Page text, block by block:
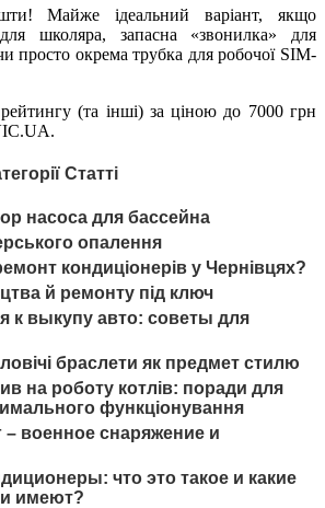
Майже ідеальний варіант, якщо
школяра, запасна «звонилка» для
просто окрема трубка для робочої SIM-
(та інші) за ціною до 7000 грн
Статті
насоса для бассейна
опалення
кондиціонерів у Чернівцях?
й ремонту під ключ
к выкупу авто: советы для
браслети як предмет стилю
на роботу котлів: поради для
функціонування
– военное снаряжение и
что это такое и какие
имеют?